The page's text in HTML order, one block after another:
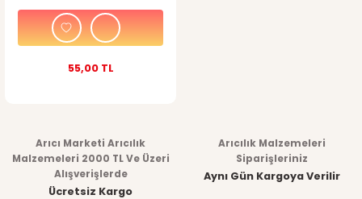
55,00 TL
Arıcı Marketi Arıcılık
Malzemeleri 2000 TL Ve Üzeri
Alışverişlerde
Ücretsiz Kargo
Arıcılık Malzemeleri
Siparişleriniz
Aynı Gün Kargoya Verilir